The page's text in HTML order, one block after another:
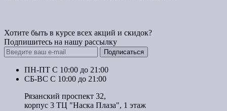
Хотите быть в курсе всех акций и скидок?
Подпишитесь на нашу рассылку
Подписаться
ПН-ПТ C 10:00 до 21:00
СБ-ВС С 10:00 до 21:00
Рязанский проспект 32,
корпус 3 ТЦ "Наска Плаза", 1 этаж